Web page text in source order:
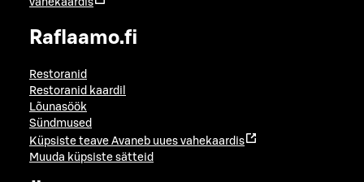
vahekaardis
Raflaamo.fi
Restoranid
Restoranid kaardil
Lõunasöök
Sündmused
Küpsiste teave Avaneb uues vahekaardis
Muuda küpsiste sätteid